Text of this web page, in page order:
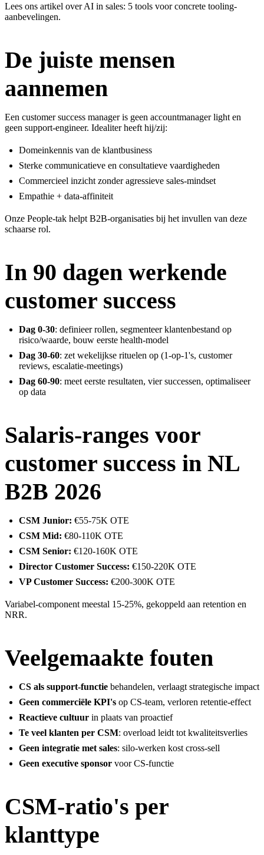
Lees ons artikel overAI in sales: 5 tools voor concrete tooling-
aanbevelingen.
De juiste mensen
aannemen
Een customer success manager is geen accountmanager light en
geen support-engineer. Idealiter heeft hij/zij:
Domeinkennis van de klantbusiness
Sterke communicatieve en consultatieve vaardigheden
Commercieel inzicht zonder agressieve sales-mindset
Empathie + data-affiniteit
Onze People-tak helpt B2B-organisaties bij het invullen van deze
schaarse rol.
In 90 dagen werkende
customer success
Dag 0-30: definieer rollen, segmenteer klantenbestand op
risico/waarde, bouw eerste health-model
Dag 30-60: zet wekelijkse rituelen op (1-op-1's, customer
reviews, escalatie-meetings)
Dag 60-90: meet eerste resultaten, vier successen, optimaliseer
op data
Salaris-ranges voor
customer success in NL
B2B 2026
CSM Junior: €55-75K OTE
CSM Mid: €80-110K OTE
CSM Senior: €120-160K OTE
Director Customer Success: €150-220K OTE
VP Customer Success: €200-300K OTE
Variabel-component meestal 15-25%, gekoppeld aan retention en
NRR.
Veelgemaakte fouten
CS als support-functie behandelen, verlaagt strategische impact
Geen commerciële KPI's op CS-team, verloren retentie-effect
Reactieve cultuur in plaats van proactief
Te veel klanten per CSM: overload leidt tot kwaliteitsverlies
Geen integratie met sales: silo-werken kost cross-sell
Geen executive sponsor voor CS-functie
CSM-ratio's per
klanttype